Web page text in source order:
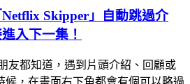
Skipper」自動跳過介
入下一集！
友都知道，遇到片頭介紹、回顧或
候，在畫面右下角都會有個可以略過